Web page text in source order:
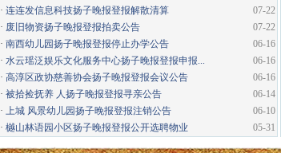
07-22
· 连连发信息科技扬子晚报登报解散清算
07-22
· 废旧物资扬子晚报登报拍卖公告
06-16
· 南西幼儿园扬子晚报登报停止办学公告
06-16
· 水云瑶泛娱乐文化服务中心扬子晚报登报申报...
06-16
· 高淳区政协慈善协会扬子晚报登报会议公告
06-14
· 被拾捡抚养 人扬子晚报登报寻亲公告
06-10
· 上城 风景幼儿园扬子晚报登报注销公告
05-31
· 樾山林语园小区扬子晚报登报公开选聘物业